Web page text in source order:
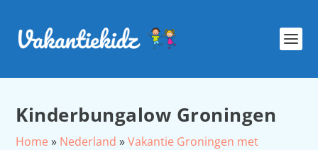
Kinderbungalow Groningen
Home » Nederland »Vakantie Groningen met